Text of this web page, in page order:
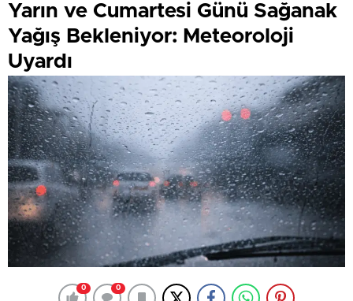
Yarın ve Cumartesi Günü Sağanak
Yağış Bekleniyor: Meteoroloji
Uyardı
0 0